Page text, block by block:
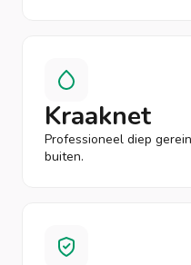
Kraaknet
Professioneel diep
buiten.